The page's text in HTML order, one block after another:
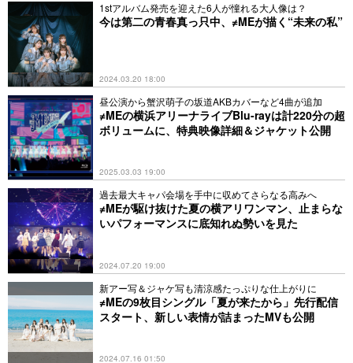
1stアルバム発売を迎えた6人が憧れる大人像は？
今は第二の青春真っ只中、≠MEが描く“未来の私”
2024.03.20 18:00
昼公演から蟹沢萌子の坂道AKBカバーなど4曲が追加
≠MEの横浜アリーナライブBlu-rayは計220分の超
ボリュームに、特典映像詳細＆ジャケット公開
2025.03.03 19:00
過去最大キャパ会場を手中に収めてさらなる高みへ
≠MEが駆け抜けた夏の横アリワンマン、止まらな
いパフォーマンスに底知れぬ勢いを見た
2024.07.20 19:00
新アー写＆ジャケ写も清涼感たっぷりな仕上がりに
≠MEの9枚目シングル「夏が来たから」先行配信
スタート、新しい表情が詰まったMVも公開
2024.07.16 01:50